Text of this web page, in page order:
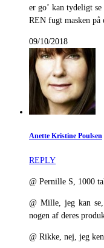
er go’ kan tydeligt
REN fugt masken
09/10/2018
Anette Kristine Poulsen
REPLY
@ Pernille S, 1000
@ Mille, jeg kan
nogen af deres
@ Rikke, nej, jeg